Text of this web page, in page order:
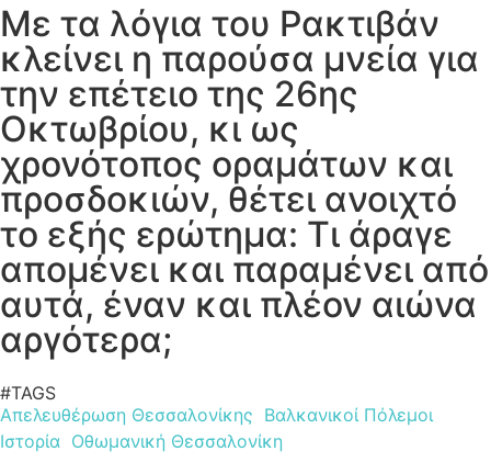
Με τα λόγια του Ρακτιβάν
κλείνει η παρούσα μνεία για
την επέτειο της 26ης
Οκτωβρίου, κι ως
χρονότοπος οραμάτων και
προσδοκιών, θέτει ανοιχτό
το εξής ερώτημα: Τι άραγε
απομένει και παραμένει από
αυτά, έναν και πλέον αιώνα
αργότερα;
#TAGS
Απελευθέρωση Θεσσαλονίκης Βαλκανικοί Πόλεμοι
Ιστορία Οθωμανική Θεσσαλονίκη